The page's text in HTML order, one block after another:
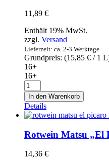
11,89 €
Enthält 19% MwSt.
zzgl. Versand
Lieferzeit: ca. 2-3 Werktage
Grundpreis: (15,85 € / 1
16+
16+
Roséwein
Añoranza
Tempranillo
Rosé
2019
0,75l
Menge
In den Warenkorb
Details
Rotwein Matsu „El
14,36 €